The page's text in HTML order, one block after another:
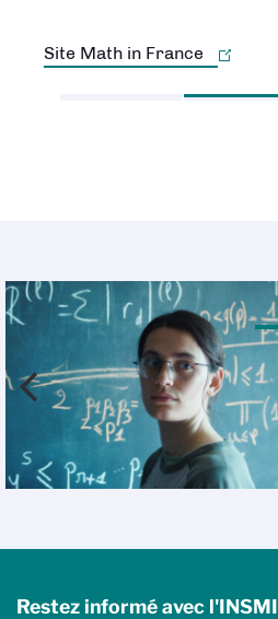
Site Math in France
Découvrir la carte
Restez informé avec l'INSMI